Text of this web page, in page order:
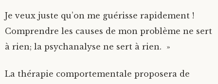
Quelle psychanalyste suis-je ?
Psychanalyse et féministe
Je veux juste qu’on me guérisse rapidement !
Comprendre les causes de mon problème ne sert
à rien; la psychanalyse ne sert à rien. »
La thérapie comportementale proposera de